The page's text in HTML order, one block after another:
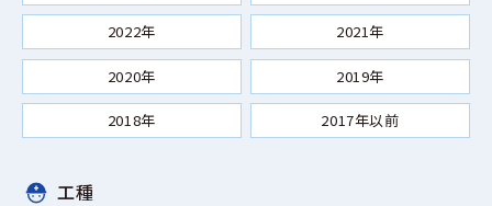
2022年 2021年
2020年 2019年
2018年 2017年以前
工種